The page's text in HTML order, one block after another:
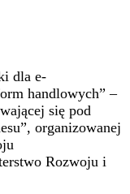
dla e-
handlowych” –
się pod
organizowanej
Rozwoju i